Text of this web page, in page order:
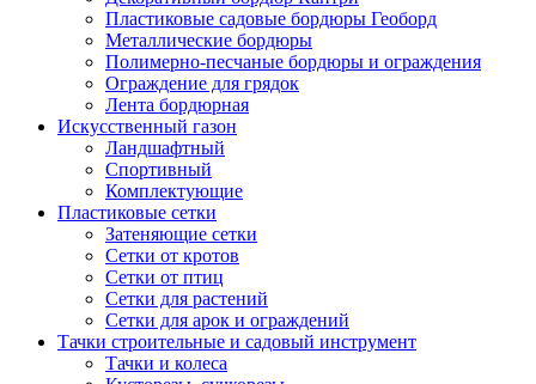
Пластиковые садовые бордюры Геоборд
Металлические бордюры
Полимерно-песчаные бордюры и ограждения
Ограждение для грядок
Лента бордюрная
Искусственный газон
Ландшафтный
Спортивный
Комплектующие
Пластиковые сетки
Затеняющие сетки
Сетки от кротов
Сетки от птиц
Сетки для растений
Сетки для арок и ограждений
Тачки строительные и садовый инструмент
Тачки и колеса